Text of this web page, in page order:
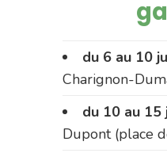
du 6 au 10
Charignon-
du 10 au
Dupont (place